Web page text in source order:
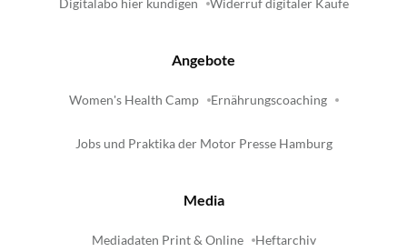
Digitalabo hier kündigen Widerruf digitaler Käufe
Angebote
Women's Health Camp Ernährungscoaching
Jobs und Praktika der Motor Presse Hamburg
Media
Mediadaten Print & Online Heftarchiv